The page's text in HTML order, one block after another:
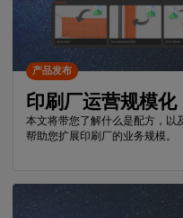
印刷厂运营规模化
本文将带您了解什么是配方，以
帮助您扩展印刷厂的业务规模。
产品发布